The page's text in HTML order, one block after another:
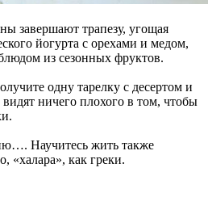
завершают трапезу, угощая
йогурта с орехами и медом,
из сезонных фруктов.
одну тарелку с десертом и
ничего плохого в том, чтобы
Научитесь жить также
«халара», как греки.